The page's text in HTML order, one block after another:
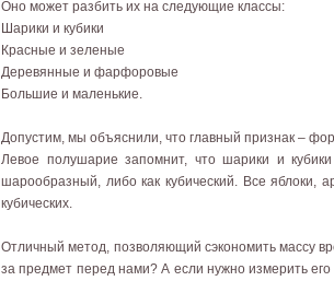
Оно может разбить их на следующие классы:
Шарики и кубики
Красные и зеленые
Деревянные и фарфоровые
Большие и маленькие.
Допустим, мы объяснили, что главный признак –
Левое полушарие запомнит, что шарики и
шарообразный, либо как кубический. Все яблоки,
кубических.
Отличный метод, позволяющий сэкономить массу
за предмет перед нами? А если нужно измерить